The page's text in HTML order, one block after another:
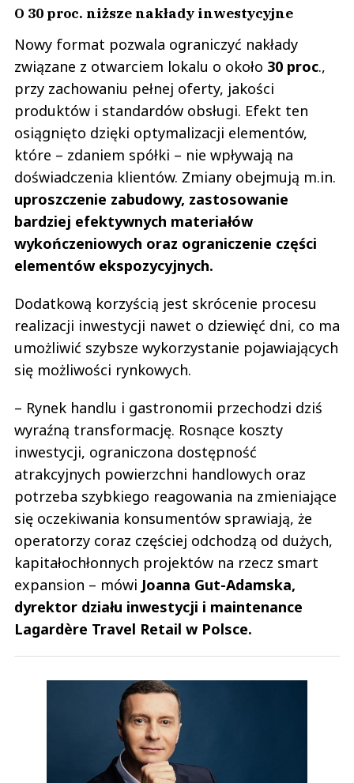
O 30 proc. niższe nakłady inwestycyjne
Nowy format pozwala ograniczyć nakłady
związane z otwarciem lokalu o około 30 proc.,
przy zachowaniu pełnej oferty, jakości
produktów i standardów obsługi. Efekt ten
osiągnięto dzięki optymalizacji elementów,
które – zdaniem spółki – nie wpływają na
doświadczenia klientów. Zmiany obejmują m.in.
uproszczenie zabudowy, zastosowanie
bardziej efektywnych materiałów
wykończeniowych oraz ograniczenie części
elementów ekspozycyjnych.
Dodatkową korzyścią jest skrócenie procesu
realizacji inwestycji nawet o dziewięć dni, co ma
umożliwić szybsze wykorzystanie pojawiających
się możliwości rynkowych.
– Rynek handlu i gastronomii przechodzi dziś
wyraźną transformację. Rosnące koszty
inwestycji, ograniczona dostępność
atrakcyjnych powierzchni handlowych oraz
potrzeba szybkiego reagowania na zmieniające
się oczekiwania konsumentów sprawiają, że
operatorzy coraz częściej odchodzą od dużych,
kapitałochłonnych projektów na rzecz smart
expansion – mówi Joanna Gut-Adamska,
dyrektor działu inwestycji i maintenance
Lagardère Travel Retail w Polsce.